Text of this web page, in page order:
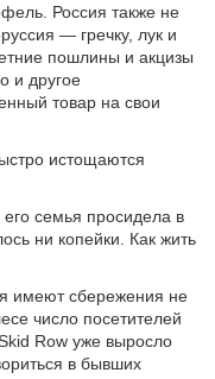
Россия также не
— гречку, лук и
пошлины и акцизы
и другое
товар на свои
истощаются
семья просидела в
ни копейки. Как жить
имеют сбережения не
число посетителей
Row уже выросло
в бывших